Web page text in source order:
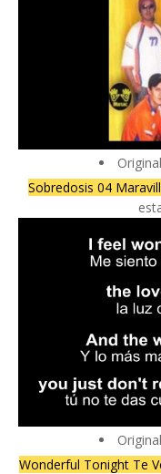
Sobredosis 04
Wonderful Tonight Te